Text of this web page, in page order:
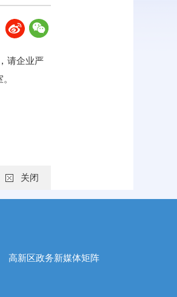
请企业严
关闭
高新区政务新媒体矩阵